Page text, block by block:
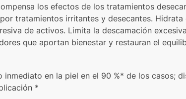
los efectos de los tratamientos
tratamientos irritantes y desecantes.
de activos. Limita la descamación
que aportan bienestar y restauran el
inmediato en la piel en el 90 %* de los casos;
*